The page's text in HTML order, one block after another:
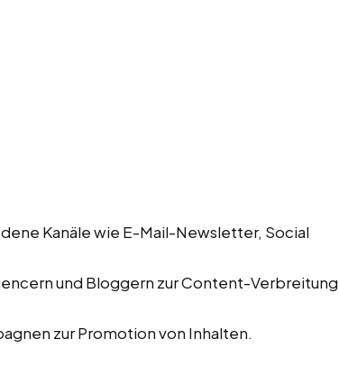
Kanäle wie E-Mail-Newsletter, Social
und Bloggern zur Content-Verbreitung
zur Promotion von Inhalten.